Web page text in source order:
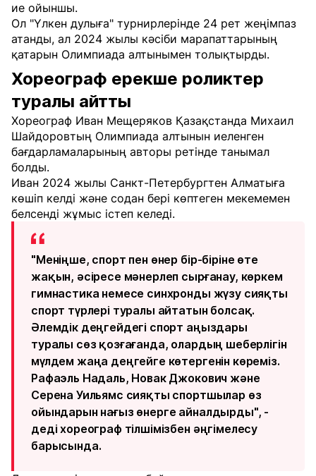
ие ойыншы.
Ол "Үлкен дулыға" турнирлерінде 24 рет жеңімпаз
атанды, ал 2024 жылы кәсіби марапаттарының
қатарын Олимпиада алтынымен толықтырды.
Хореограф ерекше роликтер
туралы айтты
Хореограф Иван Мещеряков Қазақстанда Михаил
Шайдоровтың Олимпиада алтынын иеленген
бағдарламаларының авторы ретінде танымал
болды.
Иван 2024 жылы Санкт-Петербургтен Алматыға
көшіп келді және содан бері көптеген мекемемен
белсенді жұмыс істеп келеді.
"Меніңше, спорт пен өнер бір-біріне өте
жақын, әсіресе мәнерлеп сырғанау, көркем
гимнастика немесе синхронды жүзу сияқты
спорт түрлері туралы айтатын болсақ.
Әлемдік деңгейдегі спорт аңыздары
туралы сөз қозғағанда, олардың шеберлігін
мүлдем жаңа деңгейге көтергенін көреміз.
Рафаэль Надаль, Новак Джокович және
Серена Уильямс сияқты спортшылар өз
ойындарын нағыз өнерге айналдырды", -
деді хореограф тілшімізбен әңгімелесу
барысында.